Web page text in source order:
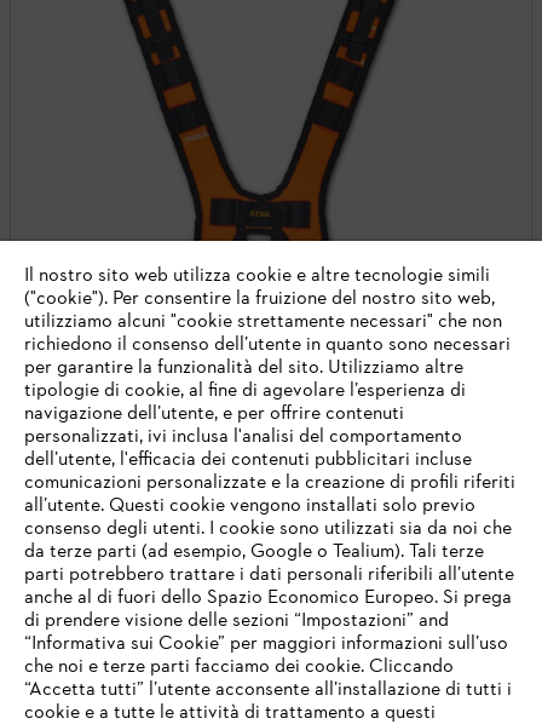
Tracolla ADVANCE X-FLEX
Accessori
Per professionisti nel settore e cura del paesaggio
37,40 € *
IHR BROWSER WIRD NICHT
UNTERSTÜTZT
Il nostro sito web utilizza cookie e altre tecnologie simili
("cookie"). Per consentire la fruizione del nostro sito web,
utilizziamo alcuni "cookie strettamente necessari" che non
richiedono il consenso dell’utente in quanto sono necessari
per garantire la funzionalità del sito. Utilizziamo altre
tipologie di cookie, al fine di agevolare l’esperienza di
navigazione dell’utente, e per offrire contenuti
personalizzati, ivi inclusa l'analisi del comportamento
dell’utente, l'efficacia dei contenuti pubblicitari incluse
comunicazioni personalizzate e la creazione di profili riferiti
all’utente. Questi cookie vengono installati solo previo
consenso degli utenti. I cookie sono utilizzati sia da noi che
da terze parti (ad esempio, Google o Tealium). Tali terze
parti potrebbero trattare i dati personali riferibili all’utente
anche al di fuori dello Spazio Economico Europeo. Si prega
di prendere visione delle sezioni “Impostazioni” and
“Informativa sui Cookie” per maggiori informazioni sull’uso
che noi e terze parti facciamo dei cookie. Cliccando
“Accetta tutti” l’utente acconsente all’installazione di tutti i
cookie e a tutte le attività di trattamento a questi